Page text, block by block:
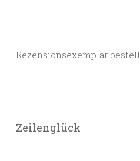
Rezensionsexemplar
Zeilenglück